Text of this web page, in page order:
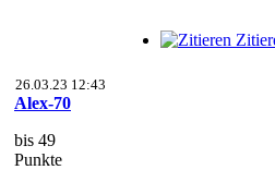
26.03.23 12:43
Alex-70
bis 49
Punkte